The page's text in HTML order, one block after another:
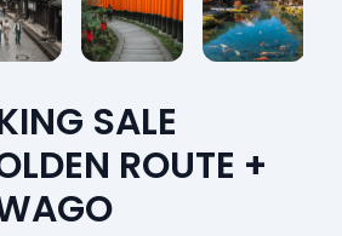
SALE
ROUTE +